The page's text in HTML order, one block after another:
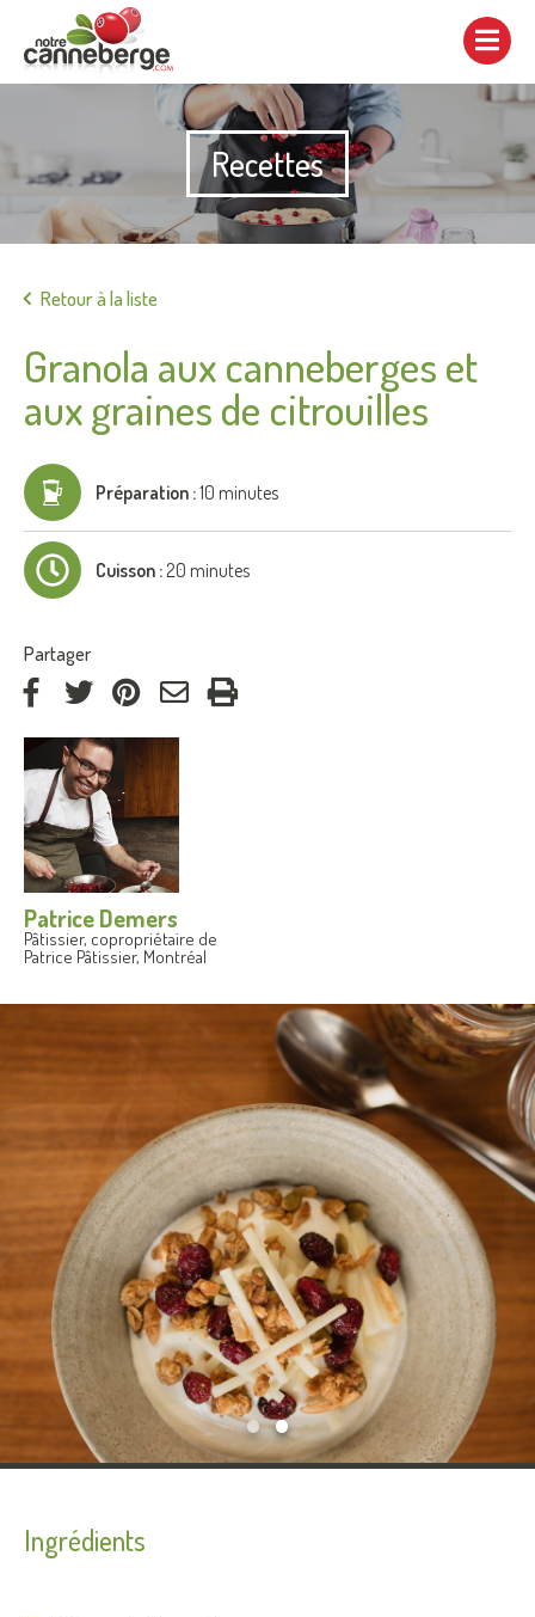
Afficher/cacher
navigation
Recettes
Retour à la liste
Granola aux canneberges et
aux graines de citrouilles
Préparation :10 minutes
Cuisson : 20 minutes
Partager:
FacebookTwitterPinterestcourriel
Patrice Demers
Pâtissier, copropriétaire de
Patrice Pâtissier, Montréal
Ingrédients